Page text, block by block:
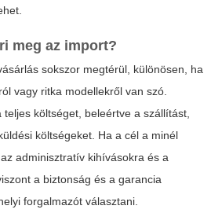
meg az import?
sokszor megtérül, különösen, ha
vagy ritka modellekről van szó.
költséget, beleértve a szállítást,
költségeket. Ha a cél a minél
adminisztratív kihívásokra és a
a biztonság és a garancia
forgalmazót választani.